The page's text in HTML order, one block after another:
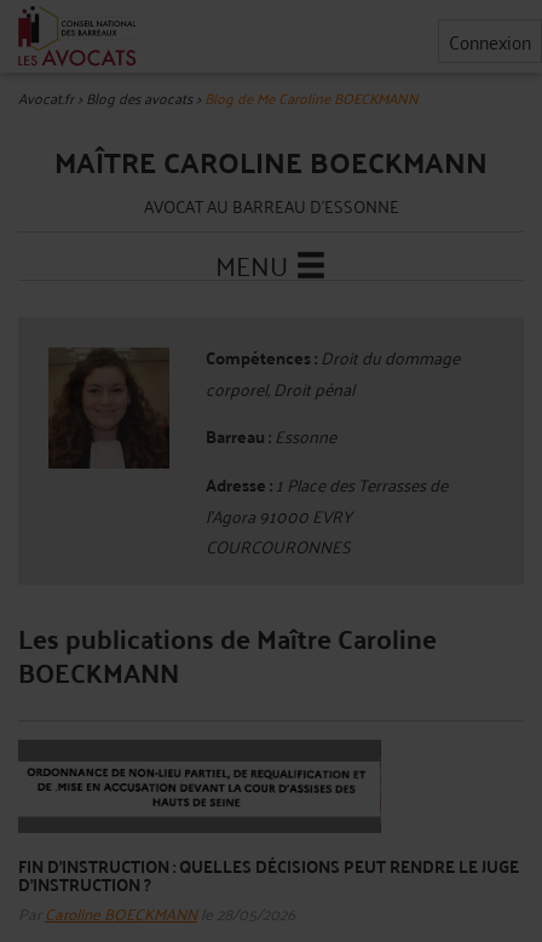
Connexion
Avocat.fr>Blog des avocats>Blog de Me Caroline BOECKMANN
MAÎTRE CAROLINE BOECKMANN
AVOCAT AU BARREAU D'ESSONNE
MENU
Compétences : Droit du dommage
corporel, Droit pénal
Barreau : Essonne
Adresse :1 Place des Terrasses de
l'Agora 91000 EVRY
COURCOURONNES
Les publications de Maître Caroline
BOECKMANN
FIN D’INSTRUCTION : QUELLES DÉCISIONS PEUT RENDRE LE JUGE
D’INSTRUCTION ?
Par Caroline BOECKMANNle 28/05/2026